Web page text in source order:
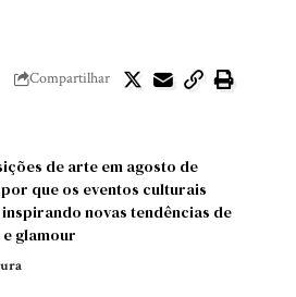
Compartilhar
de arte em agosto de
por que os eventos culturais
novas tendências de
glamour